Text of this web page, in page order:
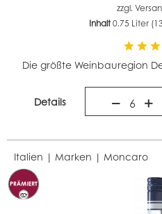
zzgl.
Inhalt0.75 Liter
Die größte Weinbauregion
Details 6
Italien | Marken |Moncaro